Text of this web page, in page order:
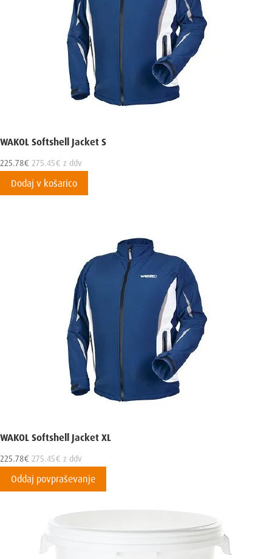
WAKOL Softshell Jacket S
225.78€ 275.45€ z ddv
Dodaj v košarico
WAKOL Softshell Jacket XL
225.78€ 275.45€ z ddv
Oddaj povpraševanje